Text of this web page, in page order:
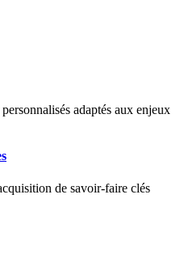
adaptés aux enjeux
de savoir-faire clés